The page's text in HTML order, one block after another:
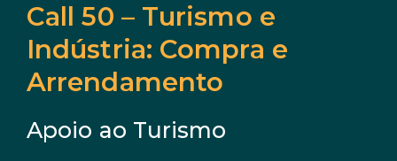
Administração Local
Madeira
Call 50 – Turismo e
Indústria: Compra e
Arrendamento
Apoio ao Turismo